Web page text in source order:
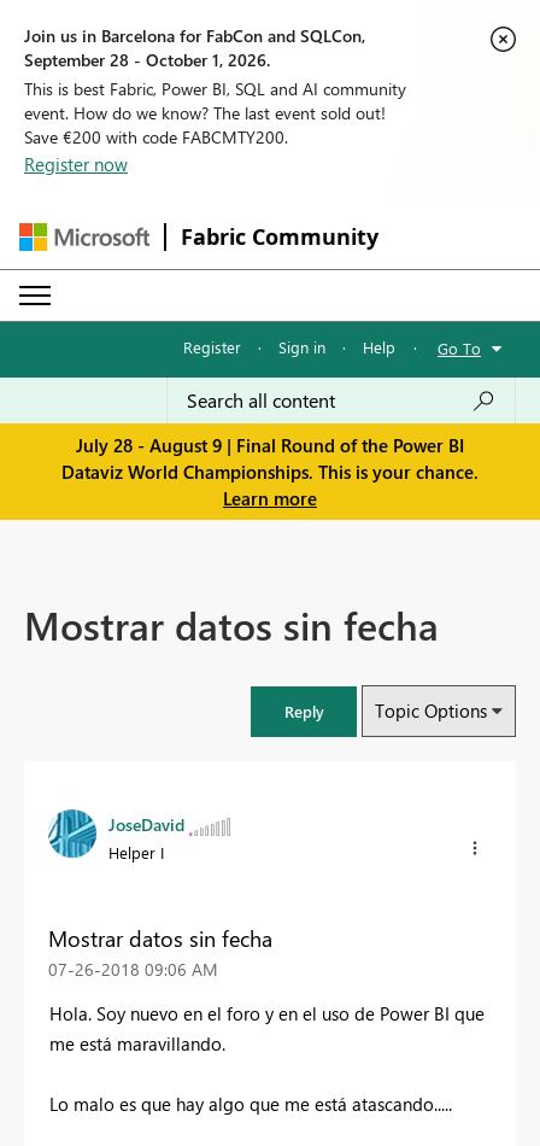
Join us in Barcelona for FabCon and SQLCon,
September 28 - October 1, 2026.
This is best Fabric, Power BI, SQL and AI community
event. How do we know? The last event sold out!
Save €200 with code FABCMTY200.
Register now
Fabric Community
Register · Sign in · Help · Go To
July 28 - August 9 | Final Round of the Power BI
Dataviz World Championships. This is your chance.
Learn more
Mostrar datos sin fecha
Reply Topic Options
JoseDavid
Helper I
Mostrar datos sin fecha
‎07-26-2018 09:06 AM
Hola. Soy nuevo en el foro y en el uso de Power BI que
me está maravillando.
Lo malo es que hay algo que me está atascando.....